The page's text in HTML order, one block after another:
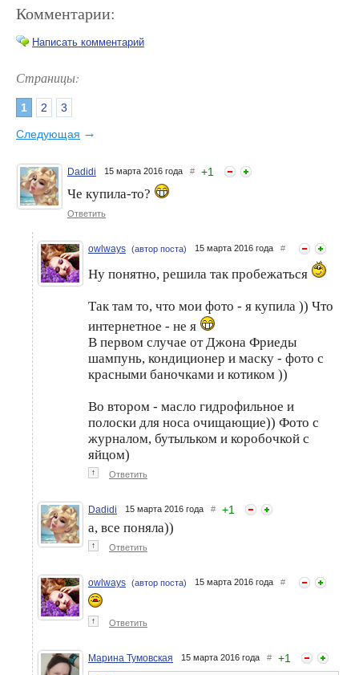
А я получила посылку от
А у кого-то радость —
посылочка от DNC!
оценили, что Шейк сама
ходит по магазинам и
держит зонт
Комментарии:
Написать комментарий
Страницы:
1 2 3
Следующая →
Dadidi 15 марта 2016 года # +1
Че купила-то?
Ответить
owlways (автор поста) 15 марта 2016 года #
Ну понятно, решила так пробежаться
Так там то, что мои фото - я купила )) Что
интернетное - не я
В первом случае от Джона Фриеды
шампунь, кондиционер и маску - фото с
красными баночками и котиком ))
Во втором - масло гидрофильное и
полоски для носа очищающие)) Фото с
журналом, бутыльком и коробочкой с
яйцом)
↑ Ответить
Dadidi 15 марта 2016 года # +1
а, все поняла))
↑ Ответить
owlways (автор поста) 15 марта 2016 года #
↑ Ответить
Марина Тумовская 15 марта 2016 года # +1